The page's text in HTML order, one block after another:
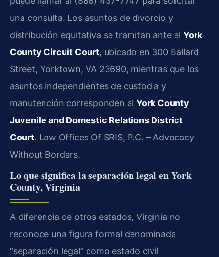
una consulta. Los asuntos de divorcio y
distribución equitativa se tramitan ante el York
County Circuit Court, ubicado en 300 Ballard
Street, Yorktown, VA 23690, mientras que los
asuntos independientes de custodia y
manutención corresponden al York County
Juvenile and Domestic Relations District
Court. Law Offices Of SRIS, P.C. – Advocacy
Without Borders.
Lo que significa la separación legal en York
County, Virginia
A diferencia de otros estados, Virginia no
reconoce una figura formal denominada
“separación legal” como estado civil